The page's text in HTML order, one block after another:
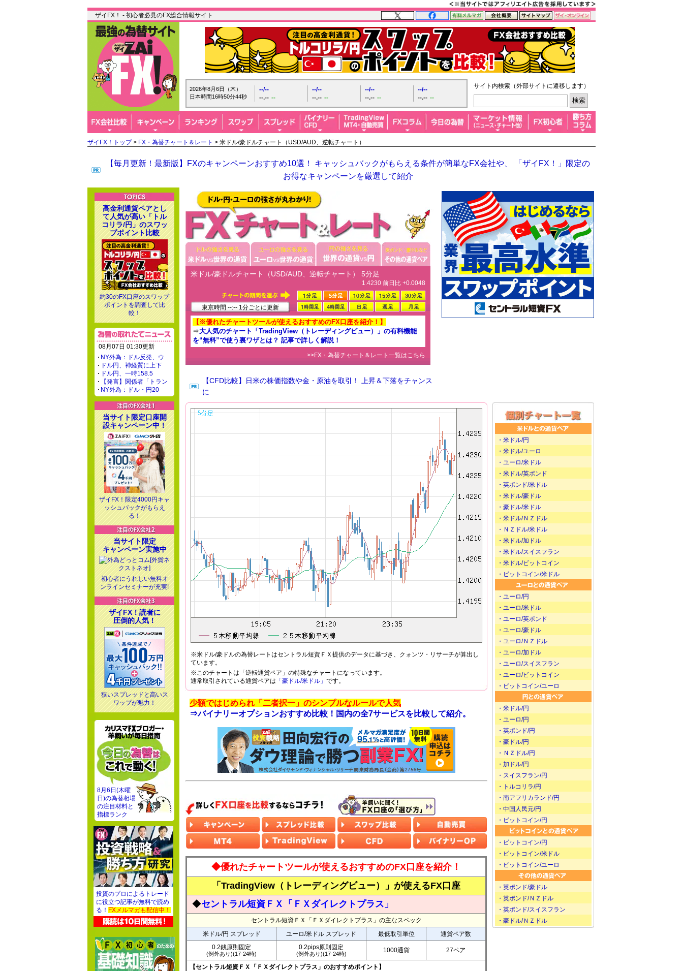
ザイFX！ - 初心者必見のFX総合情報サイト
2026年8月6日（木）
日本時間16時50分45秒
--/--
--.-- --
--/--
--.-- --
--/--
--.-- --
--/--
--.-- --
サイト内検索（外部サイトに遷移します）
ザイFX！トップ> FX・為替チャート＆レート > 米ドル/豪ドルチャート（USD/AUD、逆転チャート）
【毎月更新！最新版】FXのキャンペーンおすすめ10選！ キャッシュバックがもらえる条件が簡単なFX会社や、 「ザイFX！」限定の
お得なキャンペーンを厳選して紹介
米ドル/豪ドルチャート（USD/AUD、逆転チャート） 5分足
1.4230 前日比 +0.0048
東京時間 --:-- 1分ごとに更新
【※優れたチャートツールが使えるおすすめのFX口座を紹介！】
⇒大人気のチャート「TradingView（トレーディングビュー）」の有料機能
を“無料”で使う裏ワザとは？ 記事で詳しく解説！
>>FX・為替チャート＆レート一覧はこちら
【CFD比較】日米の株価指数や金・原油を取引！ 上昇＆下落をチャンス
に
※米ドル/豪ドルの為替レートはセントラル短資ＦＸ提供のデータに基づき、クォンツ・リサーチが算出し
ています。
※このチャートは「逆転通貨ペア」の特殊なチャートになっています。
通常取引されている通貨ペアは 「豪ドル/米ドル」 です。
少額ではじめられ「二者択一」のシンプルなルールで人気
⇒バイナリーオプションおすすめ比較！国内の全7サービスを比較して紹介。
◆優れたチャートツールが使えるおすすめのFX口座を紹介！
「TradingView（トレーディングビュー）」が使えるFX口座
◆セントラル短資ＦＸ「ＦＸダイレクトプラス」
セントラル短資ＦＸ「ＦＸダイレクトプラス」の主なスペック
米ドル/円 スプレッド
ユーロ/米ドル スプレッド 最低取引単位
通貨ペア数
0.2銭原則固定
(例外あり)(17-24時)
0.2pips原則固定
(例外あり)(17-24時) 1000通貨 27ペア
【セントラル短資ＦＸ「ＦＸダイレクトプラス」のおすすめポイント】
・米ドル/円
・米ドル/ユーロ
・ユーロ/米ドル
・米ドル/英ポンド
・英ポンド/米ドル
・米ドル/豪ドル
・豪ドル/米ドル
・米ドル/ＮＺドル
・ＮＺドル/米ドル
・米ドル/加ドル
・米ドル/スイスフラン
・米ドル/ビットコイン
・ビットコイン/米ドル
・ユーロ/円
・ユーロ/米ドル
・ユーロ/英ポンド
・ユーロ/豪ドル
・ユーロ/ＮＺドル
・ユーロ/加ドル
・ユーロ/スイスフラン
・ユーロ/ビットコイン
・ビットコイン/ユーロ
・米ドル/円
・ユーロ/円
・英ポンド/円
・豪ドル/円
・ＮＺドル/円
・加ドル/円
・スイスフラン/円
・トルコリラ/円
・南アフリカランド/円
・中国人民元/円
・ビットコイン/円
・ビットコイン/円
・ビットコイン/米ドル
・ビットコイン/ユーロ
・英ポンド/豪ドル
・英ポンド/ＮＺドル
・英ポンド/スイスフラン
・豪ドル/ＮＺドル
高金利通貨ペアとし
て人気が高い「トル
コリラ/円」のスワッ
プポイント比較
約30のFX口座のスワップ
ポイントを調査して比
較！
08月07日 01:30更新
NY外為：ドル反発、ウ
ドル円、神経質に上下
ドル円、一時158.5
【発言】関係者「トラン
NY外為：ドル・円20
当サイト限定口座開
設キャンペーン中！
ザイFX！限定4000円キャ
ッシュバックがもらえ
る！
当サイト限定
キャンペーン実施中
初心者にうれしい無料オ
ンラインセミナーが充実!
ザイFX！読者に
圧倒的人気！
狭いスプレッドと高いス
ワップが魅力！
8月6日(木曜
日)の為替相場
の注目材料と
指標ランク
投資のプロによるトレード
に役立つ記事が無料で読め
る！ FXメルマガも配信中！